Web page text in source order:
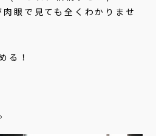
眼で見ても全くわかりませ
る！